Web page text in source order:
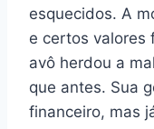
esquecidos. A
e certos valores
avô herdou a
que antes. Sua
financeiro, mas